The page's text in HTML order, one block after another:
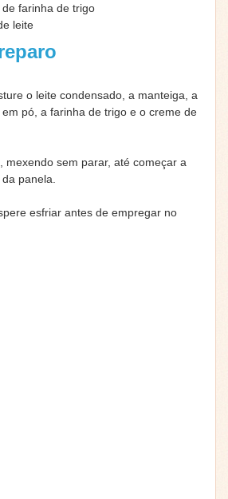
farinha de trigo
leite
o leite condensado, a manteiga, a
pó, a farinha de trigo e o creme de
mexendo sem parar, até começar a
panela.
esfriar antes de empregar no